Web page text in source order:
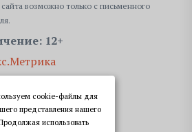
возможно только с письменного
12+
cookie-файлы для
представления нашего
использовать